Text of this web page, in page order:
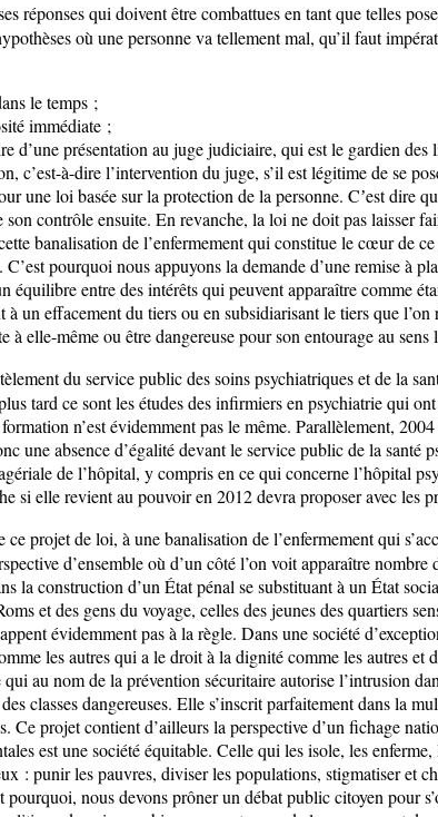
réponses qui doivent être combattues en tant que telles
où une personne va tellement mal, qu’il faut
le temps ;
immédiate ;
d’une présentation au juge judiciaire, qui est le gardien
c’est-à-dire l’intervention du juge, s’il est légitime de se
une loi basée sur la protection de la personne. Cʼest dire
contrôle ensuite. En revanche, la loi ne doit pas laisser
banalisation de l’enfermement qui constitue le cœur de
pourquoi nous appuyons la demande d’une remise à
équilibre entre des intérêts qui peuvent apparaître comme
à un effacement du tiers ou en subsidiarisant le tiers que
elle-même ou être dangereuse pour son entourage au sens
du service public des soins psychiatriques et de la
tard ce sont les études des infirmiers en psychiatrie qui
n’est évidemment pas le même. Parallèlement,
une absence d’égalité devant le service public de la
de l’hôpital, y compris en ce qui concerne l’hôpital
si elle revient au pouvoir en 2012 devra proposer avec les
ce projet de loi, à une banalisation de l’enfermement qui
d’ensemble où d’un côté l’on voit apparaître
la construction d’un État pénal se substituant à un État
et des gens du voyage, celles des jeunes des quartiers
évidemment pas à la règle. Dans une société
les autres qui a le droit à la dignité comme les autres
au nom de la prévention sécuritaire autorise l’intrusion
classes dangereuses. Elle s’inscrit parfaitement dans la
Ce projet contient d’ailleurs la perspective d’un fichage
est une société équitable. Celle qui les isole, les
: punir les pauvres, diviser les populations, stigmatiser et
nous devons prôner un débat public citoyen pour